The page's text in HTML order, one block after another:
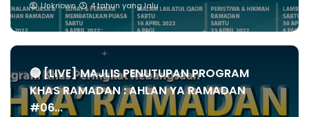
Unknown 4 tahun yang lalu
🔴 [LIVE] MAJLIS PENUTUPAN PROGRAM
KHAS RAMADAN : AHLAN YA RAMADAN
#06...